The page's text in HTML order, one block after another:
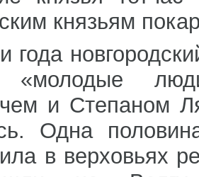
князьям
года
и Степаном
Одна
в верховьях